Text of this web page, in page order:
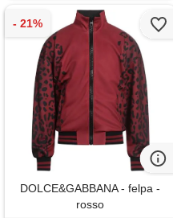
DOLCE&GABBANA - felpa -
rosso